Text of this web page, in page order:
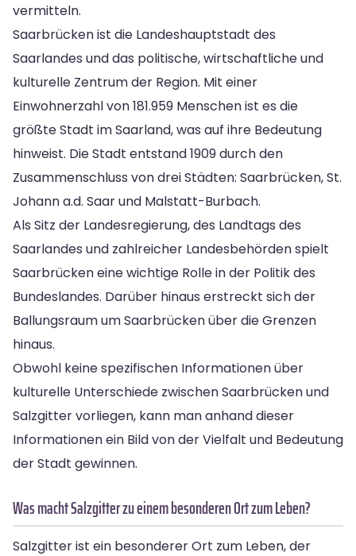
vermitteln.
Saarbrücken ist die Landeshauptstadt des
Saarlandes und das politische, wirtschaftliche und
kulturelle Zentrum der Region. Mit einer
Einwohnerzahl von 181.959 Menschen ist es die
größte Stadt im Saarland, was auf ihre Bedeutung
hinweist. Die Stadt entstand 1909 durch den
Zusammenschluss von drei Städten: Saarbrücken, St.
Johann a.d. Saar und Malstatt-Burbach.
Als Sitz der Landesregierung, des Landtags des
Saarlandes und zahlreicher Landesbehörden spielt
Saarbrücken eine wichtige Rolle in der Politik des
Bundeslandes. Darüber hinaus erstreckt sich der
Ballungsraum um Saarbrücken über die Grenzen
hinaus.
Obwohl keine spezifischen Informationen über
kulturelle Unterschiede zwischen Saarbrücken und
Salzgitter vorliegen, kann man anhand dieser
Informationen ein Bild von der Vielfalt und Bedeutung
der Stadt gewinnen.
Was macht Salzgitter zu einem besonderen Ort zum Leben?
Salzgitter ist ein besonderer Ort zum Leben, der